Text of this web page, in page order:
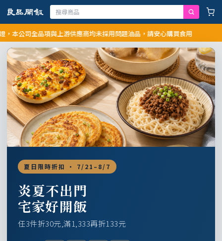
司全品項與上游供應商均未採用問題油品，請安心購買食用
夏日限時折扣 · 7/21–8/7
炎夏不出門
宅家好開飯
任3件折30元,滿1,333再折133元